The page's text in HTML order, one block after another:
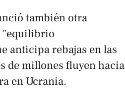
también otra
"equilibrio
anticipa rebajas en las
de millones fluyen hacia
en Ucrania.